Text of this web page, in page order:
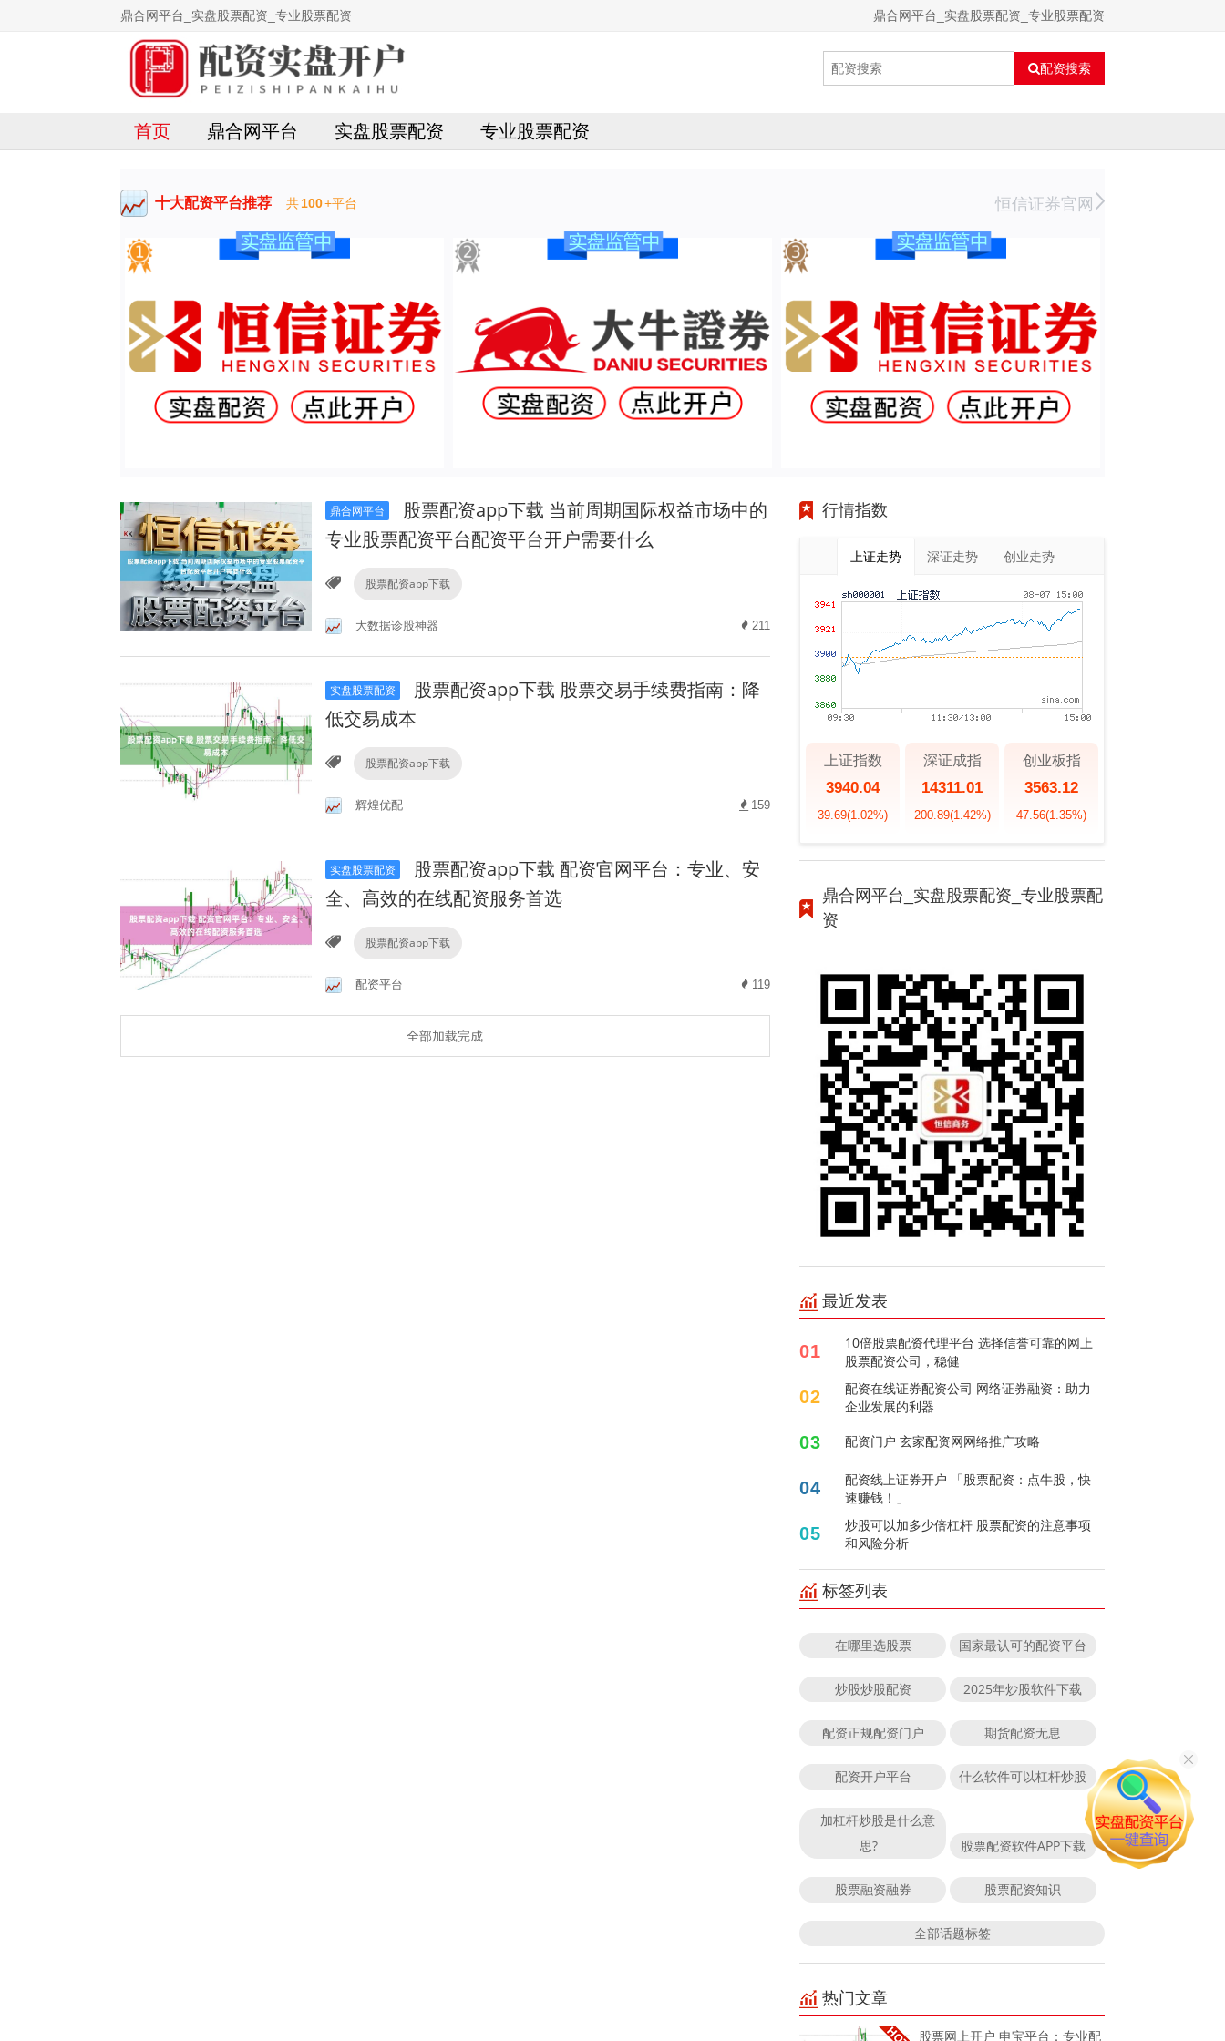
鼎合网平台_实盘股票配资_专业股票配资 鼎合网平台_实盘股票配资_专业股票配资
配资搜索
首页 鼎合网平台 实盘股票配资 专业股票配资
十大配资平台推荐 共100+平台 恒信证券官网
鼎合网平台
股票配资app下载 当前周期国际权益市场中的
专业股票配资平台配资平台开户需要什么
股票配资app下载
大数据诊股神器 211
实盘股票配资
股票配资app下载 股票交易手续费指南：降
低交易成本
股票配资app下载
辉煌优配 159
实盘股票配资
股票配资app下载 配资官网平台：专业、安
全、高效的在线配资服务首选
股票配资app下载
配资平台 119
全部加载完成
行情指数
上证走势 深证走势 创业走势
上证指数
3940.04
39.69(1.02%)
深证成指
14311.01
200.89(1.42%)
创业板指
3563.12
47.56(1.35%)
鼎合网平台_实盘股票配资_专业股票配
资
最近发表
01
10倍股票配资代理平台 选择信誉可靠的网上
股票配资公司，稳健
02
配资在线证券配资公司 网络证券融资：助力
企业发展的利器
03 配资门户 玄家配资网网络推广攻略
04
配资线上证券开户 「股票配资：点牛股，快
速赚钱！」
05
炒股可以加多少倍杠杆 股票配资的注意事项
和风险分析
标签列表
在哪里选股票 国家最认可的配资平台
炒股炒股配资 2025年炒股软件下载
配资正规配资门户 期货配资无息
配资开户平台 什么软件可以杠杆炒股
加杠杆炒股是什么意
思?
股票配资软件APP下载
股票融资融券 股票配资知识
全部话题标签
热门文章
股票网上开户 申宝平台：专业配